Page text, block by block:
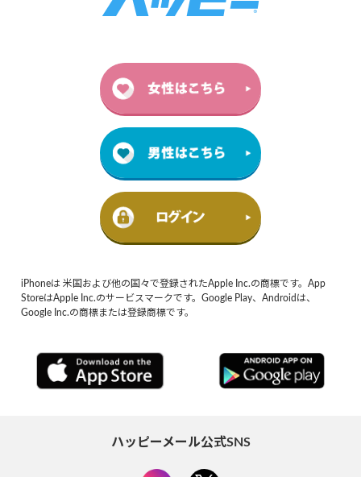
iPhoneは 米国および他の国々で登録されたApple Inc.の商標です。App
StoreはApple Inc.のサービスマークです。Google Play、Androidは、
Google Inc.の商標または登録商標です。
ハッピーメール公式SNS